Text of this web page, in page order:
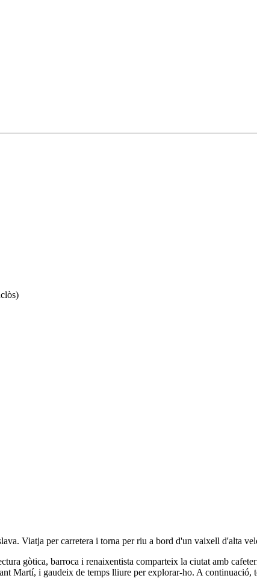
Viatja per carretera i torna per riu a bord d'un vaixell d'alta
gòtica, barroca i renaixentista comparteix la ciutat amb
Martí, i gaudeix de temps lliure per explorar-ho. A continuació,